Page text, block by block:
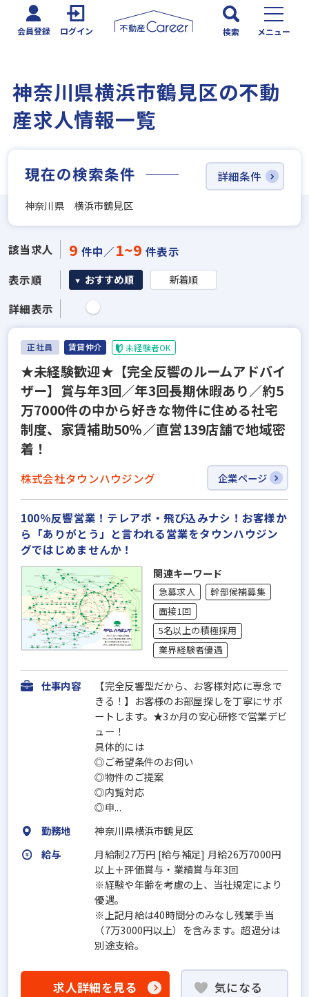
会員登録 ログイン 検索 メニュー
神奈川県横浜市鶴見区の不動
産求人情報一覧
現在の検索条件
神奈川県 横浜市鶴見区
詳細条件
該当求人 9 件中／1~9 件表示
表示順
おすすめ順 新着順
詳細表示
正社員 賃貸仲介 未経験者OK
★未経験歓迎★【完全反響のルームアドバイ
ザー】賞与年3回／年3回長期休暇あり／約5
万7000件の中から好きな物件に住める社宅
制度、家賃補助50％／直営139店舗で地域密
着！
株式会社タウンハウジング 企業ページ
100％反響営業！テレアポ・飛び込みナシ！お客様か
ら「ありがとう」と言われる営業をタウンハウジン
グではじめませんか！
関連キーワード
急募求人
幹部候補募集
面接1回
5名以上の積極採用
業界経験者優遇
仕事内容
【完全反響型だから、お客様対応に専念で
きる！】お客様のお部屋探しを丁寧にサポ
ートします。★3か月の安心研修で営業デビ
ュー！
具体的には
◎ご希望条件のお伺い
◎物件のご提案
◎内覧対応
◎申...
勤務地
神奈川県横浜市鶴見区
給与
月給制27万円 [給与補足] 月給26万7000円
以上＋評価賞与・業績賞与年3回
※経験や年齢を考慮の上、当社規定により
優遇。
※上記月給は40時間分のみなし残業手当
（7万3000円以上）を含みます。超過分は
別途支給。
求人詳細を見る 気になる